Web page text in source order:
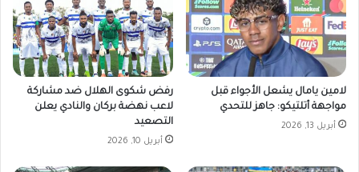
ن
و
ف
ر
2
0
لامين يامال يشعل الأجواء قبل
مواجهة أتلتيكو: جاهز للتحدي
أبريل 13, 2026
رفض شكوى الهلال ضد مشاركة
لاعب نهضة بركان والنادي يعلن
التصعيد
أبريل 10, 2026